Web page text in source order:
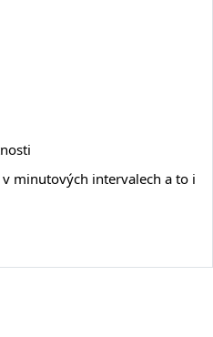
minutových intervalech a to i